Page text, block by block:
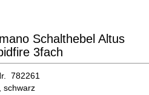
Schalthebel Altus
3fach
782261
schwarz